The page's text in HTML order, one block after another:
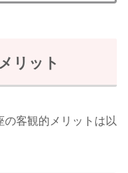
リット
客観的メリットは以